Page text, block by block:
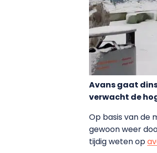
Avans gaat
verwacht de
Op basis van de
gewoon weer
tijdig weten op